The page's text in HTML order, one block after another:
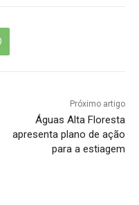
Próximo artigo
Águas Alta Floresta
apresenta plano de ação
para a estiagem